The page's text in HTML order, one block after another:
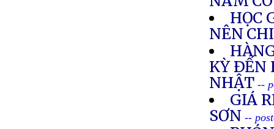
HỌC
NÊN
KỲ ÐẾN
NHẬT--
GIÁ
SƠN--